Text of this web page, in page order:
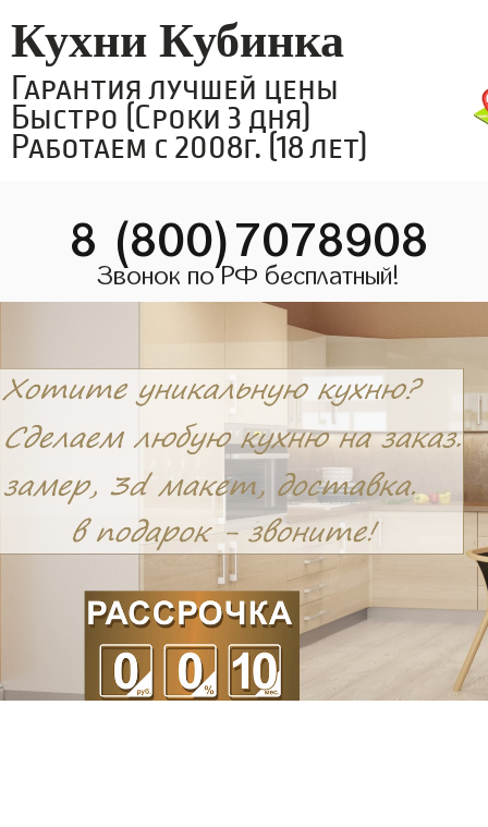
Кухни Кубинка
Гарантия лучшей цены
Быстро (Сроки 3 дня)
Работаем с 2008г. (18 лет)
8 (800)7078908
Звонок по РФ бесплатный!